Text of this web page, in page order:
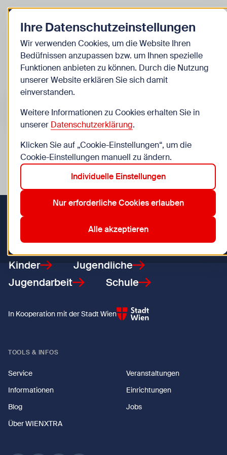
Zurück zur Startseite
Kinder
Veranstaltungen
Suche im Bereich “Kinder”
Suchen
Veranstaltungen in Wien im Bereich “Kinder”
Aktive Filter: 23. Liesing 3. Landstraße
Zurücksetzen
Kinder
Jugendliche
Jugendarbeit
Schule
In Kooperation mit der Stadt Wien
TOOLS & INFOS
Service
Veranstaltungen
Informationen
Einrichtungen
Blog
Jobs
Über WIENXTRA
Ihre Datenschutzeinstellungen
Wir verwenden Cookies, um die Website Ihren
Bedüfnissen anzupassen bzw. um Ihnen spezielle
Funktionen anbieten zu können. Durch die Nutzung
unserer Website erklären Sie sich damit
einverstanden.
Weitere Informationen zu Cookies erhalten Sie in
unserer Datenschutzerklärung.
Klicken Sie auf „Cookie-Einstellungen“, um die
Cookie-Einstellungen manuell zu ändern.
Individuelle Einstellungen
Nur erforderliche Cookies erlauben
Alle akzeptieren